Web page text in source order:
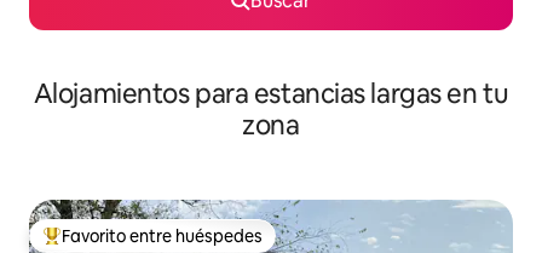
Alojamientos para estancias largas en tu
zona
De los mejores en Favorito entre huéspedes
Favorito entre huéspedes